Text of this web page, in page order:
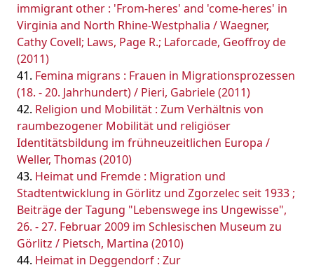
immigrant other : 'From-heres' and 'come-heres' in
Virginia and North Rhine-Westphalia / Waegner,
Cathy Covell; Laws, Page R.; Laforcade, Geoffroy de
(2011)
Femina migrans : Frauen in Migrationsprozessen
(18. - 20. Jahrhundert) / Pieri, Gabriele (2011)
Religion und Mobilität : Zum Verhältnis von
raumbezogener Mobilität und religiöser
Identitätsbildung im frühneuzeitlichen Europa /
Weller, Thomas (2010)
Heimat und Fremde : Migration und
Stadtentwicklung in Görlitz und Zgorzelec seit 1933 ;
Beiträge der Tagung "Lebenswege ins Ungewisse",
26. - 27. Februar 2009 im Schlesischen Museum zu
Görlitz / Pietsch, Martina (2010)
Heimat in Deggendorf : Zur